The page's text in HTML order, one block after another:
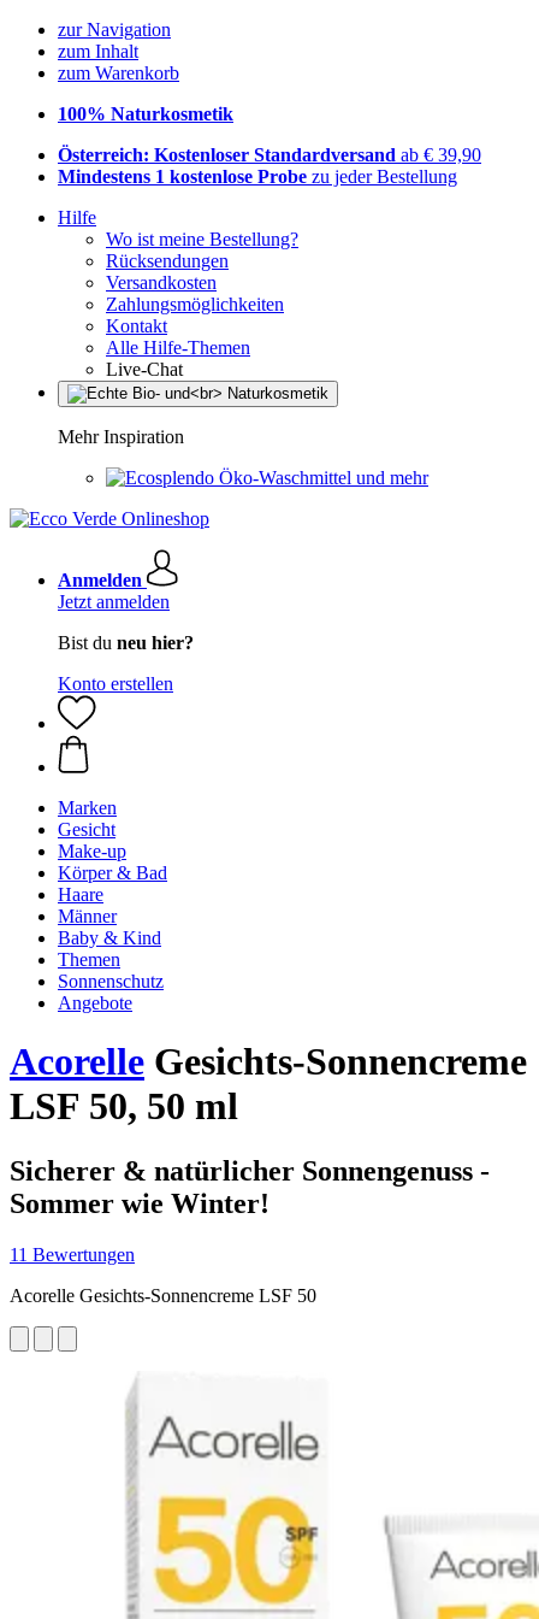
zur Navigation
zum Inhalt
zum Warenkorb
100% Naturkosmetik
Österreich: Kostenloser Standardversand ab € 39,90
Mindestens 1 kostenlose Probe zu jeder Bestellung
Hilfe
Wo ist meine Bestellung?
Rücksendungen
Versandkosten
Zahlungsmöglichkeiten
Kontakt
Alle Hilfe-Themen
Live-Chat
Mehr Inspiration
Öko-Waschmittel und mehr
Anmelden
Jetzt anmelden
Bist du neu hier?
Konto erstellen
Marken
Gesicht
Make-up
Körper & Bad
Haare
Männer
Baby & Kind
Themen
Sonnenschutz
Angebote
Acorelle Gesichts-Sonnencreme
LSF 50, 50 ml
Sicherer & natürlicher Sonnengenuss -
Sommer wie Winter!
11 Bewertungen
Acorelle Gesichts-Sonnencreme LSF 50